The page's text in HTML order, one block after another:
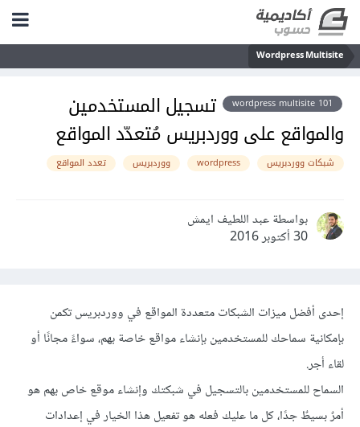
Wordpress Multisite
wordpress multisite 101
تسجيل المستخدمين
والمواقع على ووردبريس مُتعدّد المواقع
شبكات ووردبريس wordpress ووردبريس تعدد المواقع
بواسطة عبد اللطيف ايمش
30 أكتوبر 2016
إحدى أفضل ميزات الشبكات متعددة المواقع في ووردبريس تكمن
بإمكانية سماحك للمستخدمين بإنشاء مواقع خاصة بهم، سواءً مجانًا أو
لقاء أجر.
السماح للمستخدمين بالتسجيل في شبكتك وإنشاء موقع خاص بهم هو
أمرٌ بسيطٌ جدًا، كل ما عليك فعله هو تفعيل هذا الخيار في إعدادات